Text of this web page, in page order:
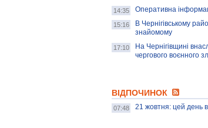
14:35 Оперативна
15:16
В Чернігівському
знайомому
17:10
На Чернігівщині
чергового воєнного
ВІДПОЧИНОК
07:48 21 жовтня: цей день в